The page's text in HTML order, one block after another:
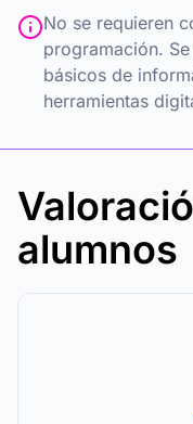
No se requieren
programación.
básicos de
herramientas
alumnos